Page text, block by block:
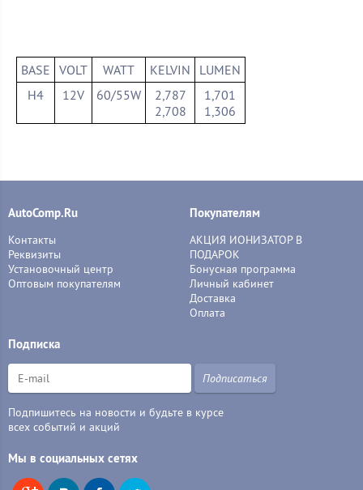
BASE VOLT WATT KELVIN
LUMEN
H4
12V 60/55W
2,787
2,708
1,701
1,306
AutoComp.Ru
Контакты
Реквизиты
Установочный центр
Оптовым покупателям
Покупателям
АКЦИЯ ИОНИЗАТОР В
ПОДАРОК
Бонусная программа
Личный кабинет
Доставка
Оплата
Подписка
Подписаться
Подпишитесь на новости и будьте в курсе
всех событий и акций
Мы в социальных сетях